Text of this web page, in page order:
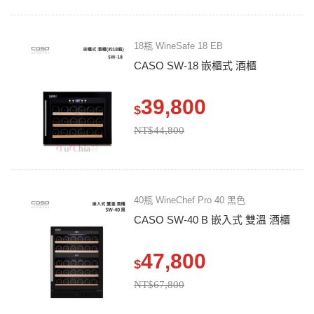
18瓶 WineSafe 18 EB
CASO SW-18 嵌櫃式 酒櫃
$39,800
NT$44,800
40瓶 WineChef Pro 40 黑色
CASO SW-40 B 嵌入式 雙溫 酒櫃
$47,800
NT$67,800